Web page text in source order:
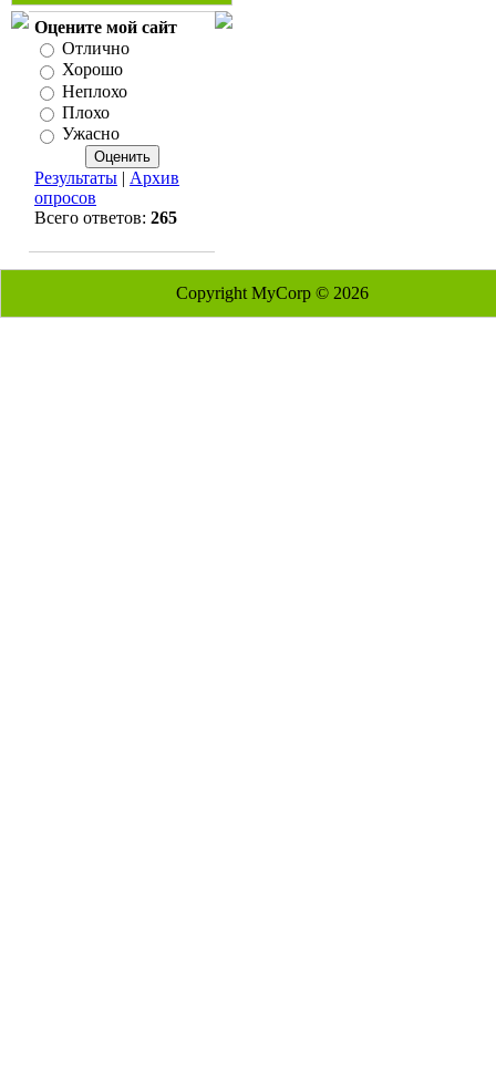
Оцените мой сайт
Отлично
Хорошо
Неплохо
Плохо
Ужасно
Результаты | Архив
опросов
Всего ответов: 265
Copyright MyCorp © 2026